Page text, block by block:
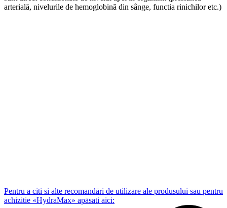
arterialā, nivelurile de hemoglobină din sânge, functia rinichilor etc.)
Pentru a citi si alte recomandāri de utilizare ale produsului sau pentru
achizitie «HydraMax» apāsati aici: